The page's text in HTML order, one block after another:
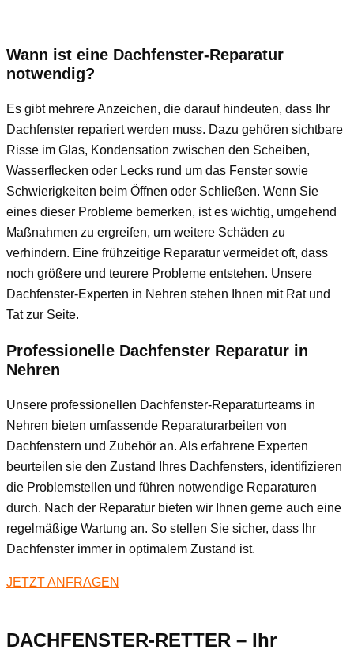
Wann ist eine Dachfenster-Reparatur
notwendig?
Es gibt mehrere Anzeichen, die darauf hindeuten, dass Ihr
Dachfenster repariert werden muss. Dazu gehören sichtbare
Risse im Glas, Kondensation zwischen den Scheiben,
Wasserflecken oder Lecks rund um das Fenster sowie
Schwierigkeiten beim Öffnen oder Schließen. Wenn Sie
eines dieser Probleme bemerken, ist es wichtig, umgehend
Maßnahmen zu ergreifen, um weitere Schäden zu
verhindern. Eine frühzeitige Reparatur vermeidet oft, dass
noch größere und teurere Probleme entstehen. Unsere
Dachfenster-Experten in Nehren stehen Ihnen mit Rat und
Tat zur Seite.
Professionelle Dachfenster Reparatur in
Nehren
Unsere professionellen Dachfenster-Reparaturteams in
Nehren bieten umfassende Reparaturarbeiten von
Dachfenstern und Zubehör an. Als erfahrene Experten
beurteilen sie den Zustand Ihres Dachfensters, identifizieren
die Problemstellen und führen notwendige Reparaturen
durch. Nach der Reparatur bieten wir Ihnen gerne auch eine
regelmäßige Wartung an. So stellen Sie sicher, dass Ihr
Dachfenster immer in optimalem Zustand ist.
JETZT ANFRAGEN
DACHFENSTER-RETTER – Ihr